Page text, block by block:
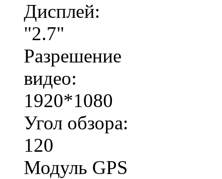
Дисплей:
"2.7"
Разрешение
видео:
1920*1080
Угол обзора:
120
Модуль GPS